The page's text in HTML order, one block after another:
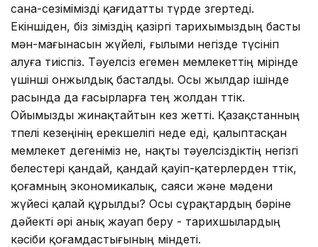
сана-сезімімізді қа­ғи­датты түрде өзгертеді.
Екіншіден, біз өзіміздің қазіргі тарихымыздың бас­ты
мән-мағынасын жүйелі, ғылыми негізде түсініп
алуға тиіспіз. Тәуелсіз егемен мемлекеттің өмірінде
үшінші онжылдық басталды. Осы жылдар ішінде
расында да ғасырларға тең жолдан өттік.
Ойымызды жинақтайтын кез жетті. Қазақстанның
өтпелі кезеңі­нің ерекшелігі неде еді, қалып­тасқан
мемлекет дегеніміз не, нақты тәуелсіздіктің негізгі
белестері қандай, қандай қауіп-қатерлерден өттік,
қоғамның экономикалық, саяси және мәдени
жүйесі қалай құрылды? Осы сұрақтардың бәріне
дәйекті әрі анық жауап беру - тарихшылардың
кәсіби қоғамдастығының міндеті.